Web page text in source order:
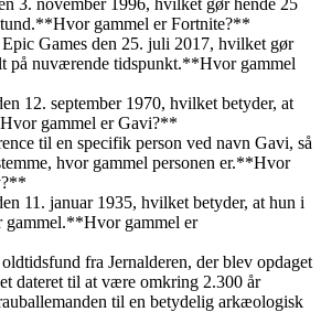
gammel er Fortnite?**
Games den 25. juli 2017, hvilket gør
på nuværende tidspunkt.**Hvor gammel
12. september 1970, hvilket betyder, at
gammel er Gavi?**
til en specifik person ved navn Gavi, så
hvor gammel personen er.**Hvor
11. januar 1935, hvilket betyder, at hun i
gammel.**Hvor gammel er
fra Jernalderen, der blev opdaget
dateret til at være omkring 2.300 år
til en betydelig arkæologisk